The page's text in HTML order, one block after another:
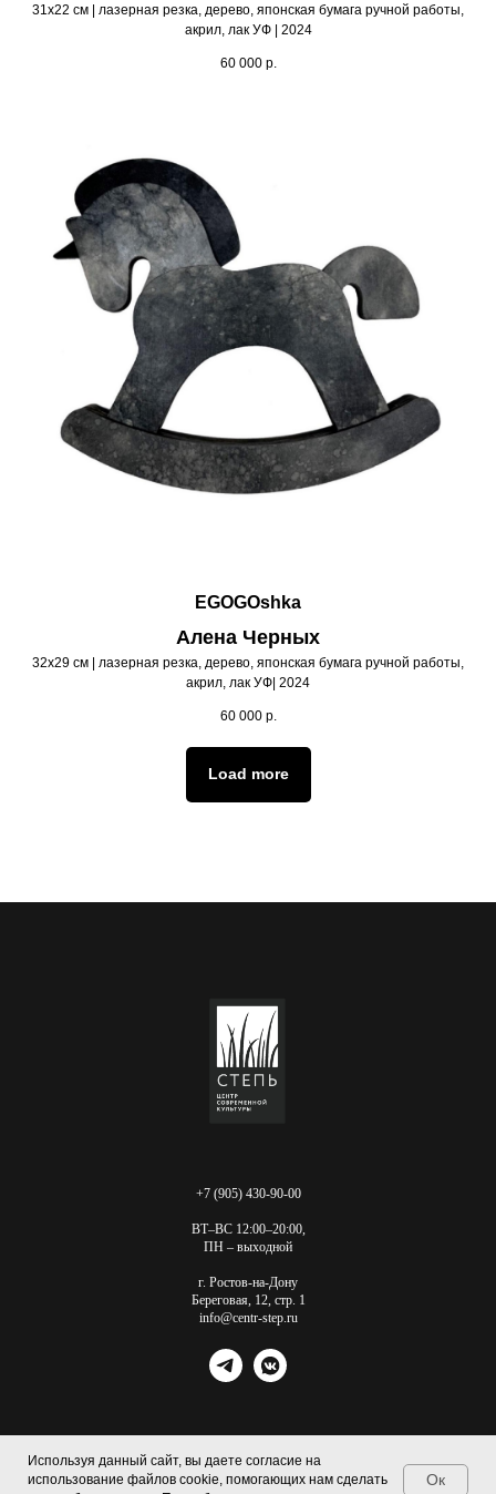
31х22 см | лазерная резка, дерево, японская бумага ручной работы,
акрил, лак УФ | 2024
60 000 р.
EGOGOshka
Алена Черных
32х29 см | лазерная резка, дерево, японская бумага ручной работы,
акрил, лак УФ| 2024
60 000 р.
Load more
+7 (905) 430-90-00
ВТ–ВС 12:00–20:00,
ПН – выходной
г. Ростов-на-Дону
Береговая, 12, стр. 1
info@centr-step.ru
Используя данный сайт, вы даете согласие на
использование файлов cookie, помогающих нам сделать
Ок
Made on Tilda